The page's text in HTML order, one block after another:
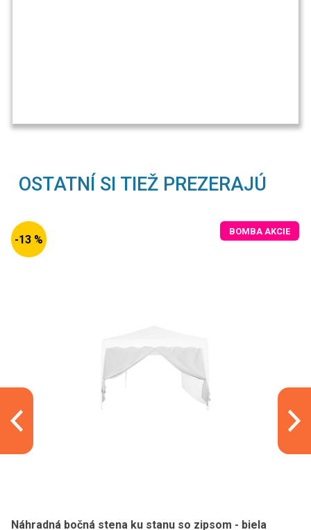
OSTATNÍ SI TIEŽ PREZERAJÚ
-13 %
BOMBA AKCIE
Náhradná bočná stena ku stanu so zipsom - biela